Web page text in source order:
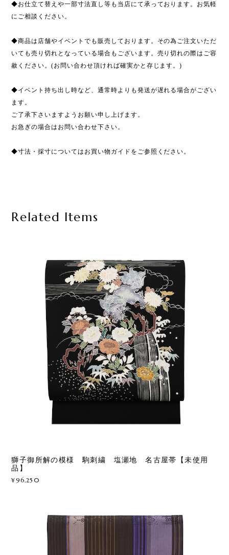
◆お仕立て替えや一部寸法直し等も当店にて承っております。お気軽
にご相談ください。
◆商品は店舗やイベントでも販売しております。その為ご注文いただ
いても売り切れとなっている場合もございます。売り切れの際はご容
赦ください。(お問い合わせ頂ければ確実かと存じます。)
◆イベント持ち出し時など、通常時よりも発送が遅れる場合がござい
ます。
ご了承下さいますようお願い申し上げます。
お急ぎの場合はお問い合わせ下さい。
◆寸法・採寸についてはお買い物ガイドをご参照ください。
Related Items
獅子御所解の模様 駒刺繍 塩瀬地 名古屋帯【未使用
品】
¥96,250